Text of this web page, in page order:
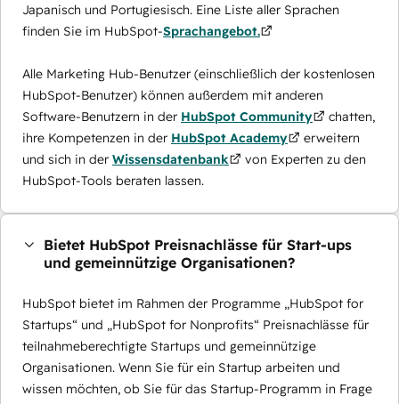
Japanisch und Portugiesisch. Eine Liste aller Sprachen
finden Sie im HubSpot-Sprachangebot.
Alle Marketing Hub-Benutzer (einschließlich der kostenlosen
HubSpot-Benutzer) können außerdem mit anderen
Software-Benutzern in der HubSpot Community
chatten,
ihre Kompetenzen in der HubSpot Academy
erweitern
und sich in der Wissensdatenbank
von Experten zu den
HubSpot-Tools beraten lassen.
Bietet HubSpot Preisnachlässe für Start-ups
und gemeinnützige Organisationen?
HubSpot bietet im Rahmen der Programme „HubSpot for
Startups“ und „HubSpot for Nonprofits“ Preisnachlässe für
teilnahmeberechtigte Startups und gemeinnützige
Organisationen. Wenn Sie für ein Startup arbeiten und
wissen möchten, ob Sie für das Startup-Programm in Frage